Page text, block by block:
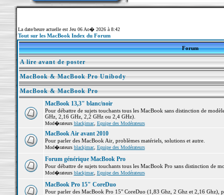
La date/heure actuelle est Jeu 06 Ao� 2026 à 8:42
Tout sur les MacBook Index du Forum
Forum
A lire avant de poster
MacBook & MacBook Pro Unibody
MacBook & MacBook Pro
MacBook 13,3" blanc/noir
Pour débattre de sujets touchants tous les MacBook sans distinction de
GHz, 2,16 GHz, 2,2 GHz ou 2,4 GHz).
Mod�rateurs blackjmac, Equipe des Modérateurs
MacBook Air avant 2010
Pour parler des MacBook Air, problèmes matériels, solutions et autre.
Mod�rateurs blackjmac, Equipe des Modérateurs
Forum générique MacBook Pro
Pour débattre de sujets touchants tous les MacBook Pro sans distinction de
Mod�rateurs blackjmac, Equipe des Modérateurs
MacBook Pro 15" CoreDuo
Pour parler des MacBook Pro 15" CoreDuo (1,83 Ghz, 2 Ghz et 2,16 Ghz),